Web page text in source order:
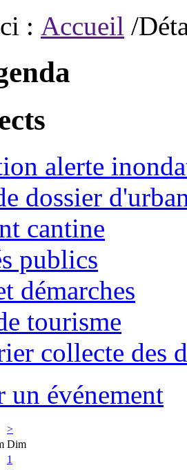
: Accueil /
alerte
dossier
cantine
publics
démarches
tourisme
collecte des
un événement
>
Dim
1